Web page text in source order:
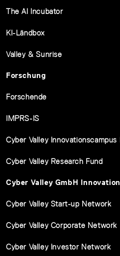
The AI Incubator
KI-Ländbox
Valley & Sunrise
Forschung
Forschende
IMPRS-IS
Cyber Valley
Cyber Valley Research Fund
Cyber Valley GmbH
Cyber Valley Start-up Network
Cyber Valley Corporate Network
Cyber Valley Investor Network